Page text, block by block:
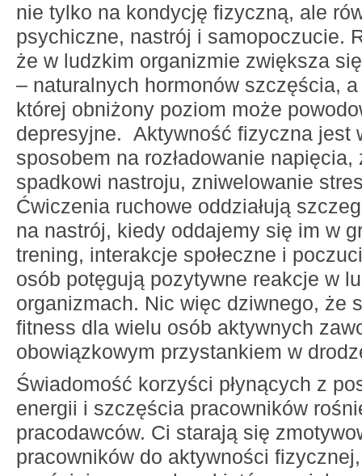
nie tylko na kondycję fizyczną, ale
psychiczne, nastrój i samopoczucie.
że w ludzkim organizmie zwiększa
– naturalnych hormonów szczęścia,
której obniżony poziom może
depresyjne. Aktywność fizyczna jest
sposobem na rozładowanie
spadkowi nastroju, zniwelowanie
Ćwiczenia ruchowe oddziałują
na nastrój, kiedy oddajemy się im w
trening, interakcje społeczne i
osób potęgują pozytywne reakcje w
organizmach. Nic więc dziwnego, że
fitness dla wielu osób aktywnych
obowiązkowym przystankiem w
Świadomość korzyści płynących z
energii i szczęścia pracowników
pracodawców. Ci starają się
pracowników do aktywności